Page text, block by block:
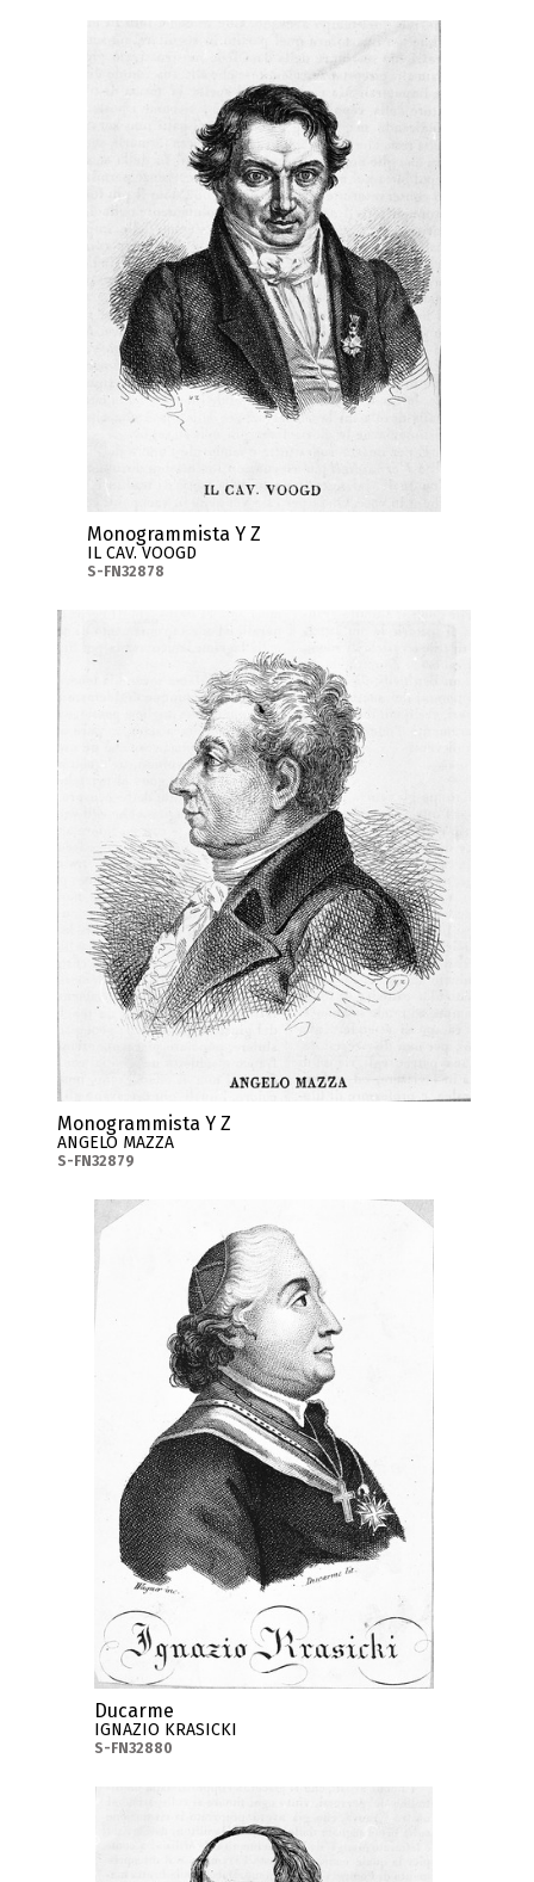
Monogrammista Y Z
IL CAV. VOOGD
S-FN32878
Monogrammista Y Z
ANGELO MAZZA
S-FN32879
Ducarme
IGNAZIO KRASICKI
S-FN32880